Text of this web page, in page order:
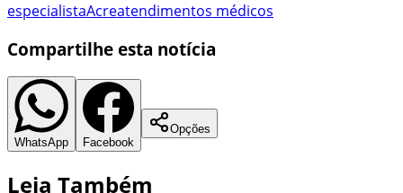
especialistaAcreatendimentos médicos
Compartilhe esta notícia
WhatsApp Facebook
Opções
Leia Também